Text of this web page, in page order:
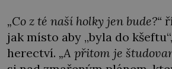
„Co z té naší holky jen bude?“
jak místo aby „byla do
herectví. „A přitom je